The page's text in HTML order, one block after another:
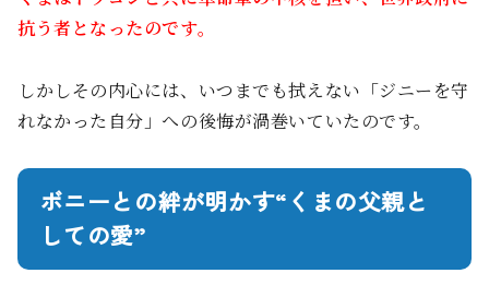
抗う者となったのです。
しかしその内心には、いつまでも拭えない「ジニーを守
れなかった自分」への後悔が渦巻いていたのです。
ボニーとの絆が明かす“くまの父親と
しての愛”